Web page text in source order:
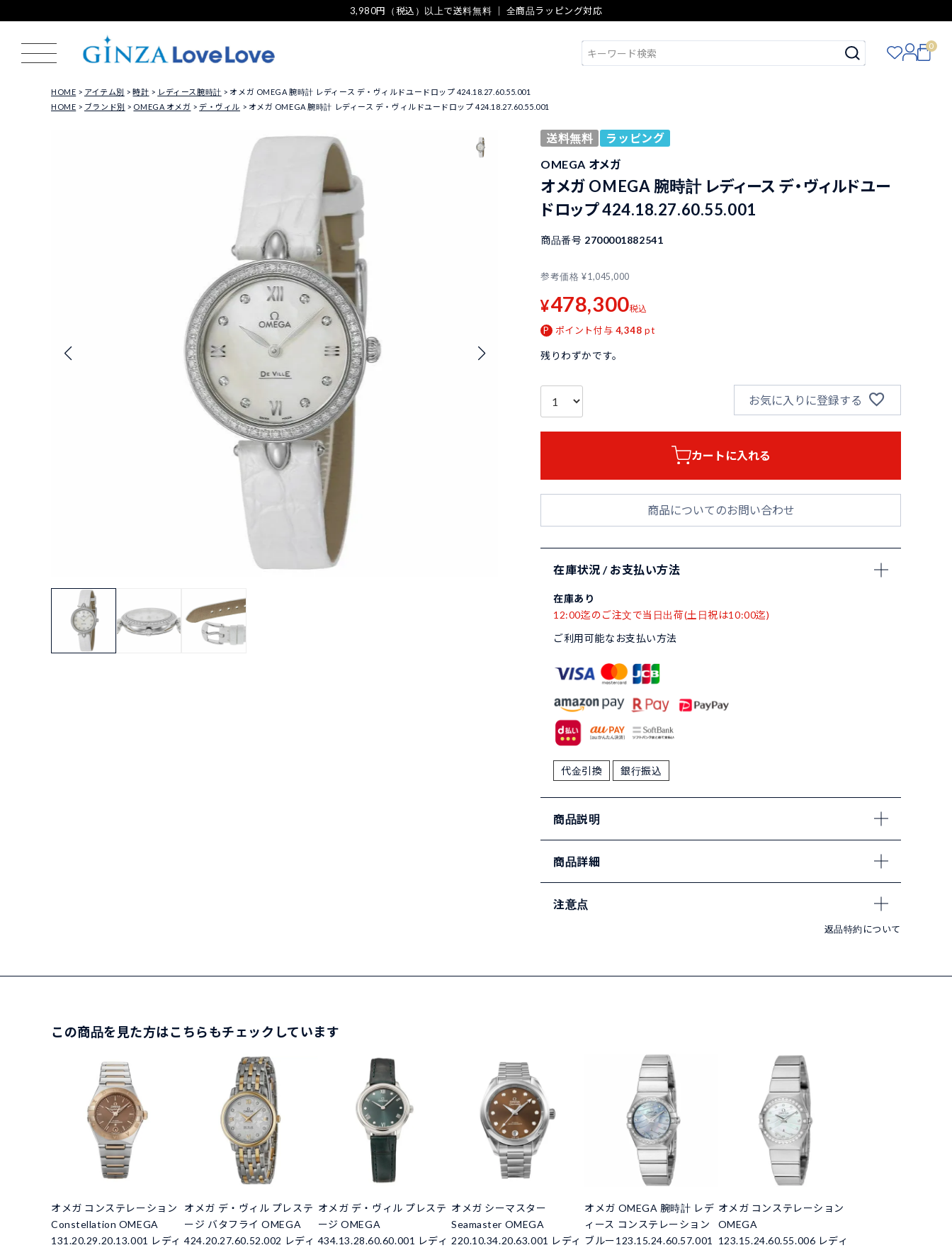
3,980円（税込）以上で送料無料 ｜ 全商品ラッピング対応
0
HOME アイテム別 時計 レディース腕時計
オメガ OMEGA 腕時計 レディース デ・ヴィルドユードロップ 424.18.27.60.55.001
HOME
ブランド別 OMEGA オメガ デ・ヴィル オメガ OMEGA 腕時計 レディース デ・ヴィルドユードロップ 424.18.27.60.55.001
送料無料
ラッピング
OMEGA オメガ
オメガ OMEGA 腕時計 レディース デ・ヴィルドユー
ドロップ 424.18.27.60.55.001
商品番号 2700001882541
参考価格 ¥1,045,000
¥478,300税込
ポイント付与 4,348 pt
残りわずかです。
お気に入りに登録する
カートに入れる
商品についてのお問い合わせ
在庫状況 / お支払い方法
在庫あり
12:00迄のご注文で当日出荷(土日祝は10:00迄)
ご利用可能なお支払い方法
代金引換 銀行振込
商品説明
商品詳細
注意点
返品特約について
この商品を見た方はこちらもチェックしています
オメガ コンステレーション
Constellation OMEGA
131.20.29.20.13.001 レディ
オメガ デ・ヴィル プレステ
ージ バタフライ OMEGA
424.20.27.60.52.002 レディ
オメガ デ・ヴィル プレステ
ージ OMEGA
434.13.28.60.60.001 レディ
オメガ シーマスター
Seamaster OMEGA
220.10.34.20.63.001 レディ
オメガ OMEGA 腕時計 レデ
ィース コンステレーション
ブルー123.15.24.60.57.001
オメガ コンステレーション
OMEGA
123.15.24.60.55.006 レディ